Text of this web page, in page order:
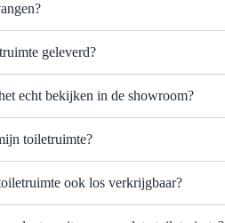
geleverd?
echt bekijken in de showroom?
toiletruimte?
ook los verkrijgbaar?